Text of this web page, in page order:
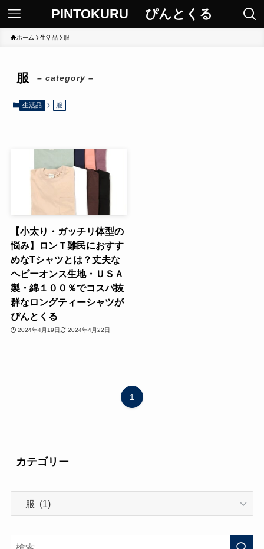
PINTOKURU ぴんとくる
ホーム 生活品 服
服 – category –
生活品 服
【小太り・ガッチリ体型の
悩み】ロンＴ難民におすす
めなTシャツとは？丈夫な
ヘビーオンス生地・ＵＳＡ
製・綿１００％でコスパ抜
群なロングティーシャツが
ぴんとくる
2024年4月19日 2024年4月22日
1
カテゴリー
リ